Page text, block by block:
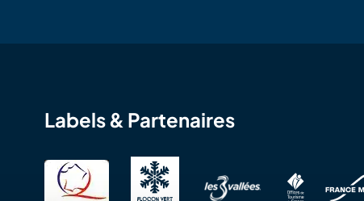
Labels & Partenaires